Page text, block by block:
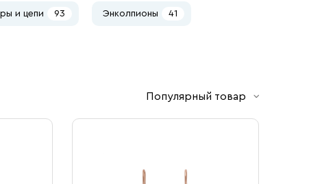
и цепи 93 Энколпионы 41
Популярный товар